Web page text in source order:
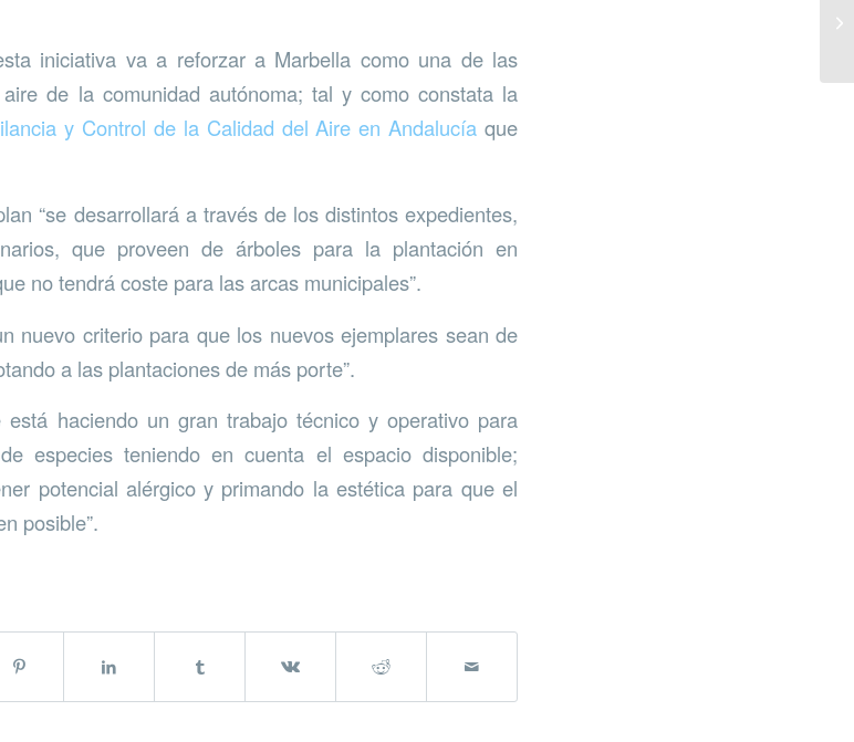
iniciativa va a reforzar a Marbella como una de las
de la comunidad autónoma; tal y como constata la
y Control de la Calidad del Aire en Andalucía que
“se desarrollará a través de los distintos expedientes,
que proveen de árboles para la plantación en
no tendrá coste para las arcas municipales”.
nuevo criterio para que los nuevos ejemplares sean de
a las plantaciones de más porte”.
haciendo un gran trabajo técnico y operativo para
especies teniendo en cuenta el espacio disponible;
potencial alérgico y primando la estética para que el
posible”.